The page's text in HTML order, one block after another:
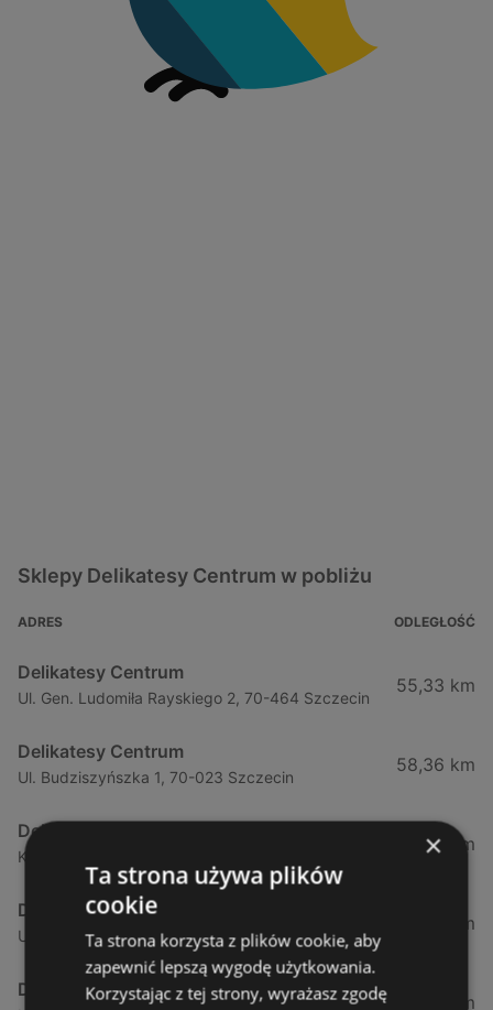
Sklepy Delikatesy Centrum w pobliżu
ADRES ODLEGŁOŚĆ
Delikatesy Centrum
Ul. Gen. Ludomiła Rayskiego 2, 70-464 Szczecin
55,33 km
Delikatesy Centrum
Ul. Budziszyńszka 1, 70-023 Szczecin
58,36 km
Delikatesy Centrum
Krasińskiego 66a, 74-100 Gryfino
73,79 km
Delikatesy Centrum
Ul. Szczecińska 45, 73-110 Stargard Szczeciński
79,96 km
Delikatesy Centrum
81,3 km
×
Ta strona używa plików
cookie
Ta strona korzysta z plików cookie, aby
zapewnić lepszą wygodę użytkowania.
Korzystając z tej strony, wyrażasz zgodę